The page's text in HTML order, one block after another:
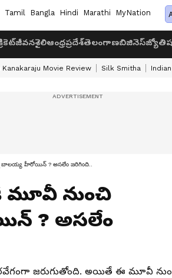
Tamil Bangla Hindi Marathi MyNation
జీవనశైలిఆంధ్రప్రదేశ్తెలంగాణబిజినెస్
Kanakaraju Movie Review Silk Smitha
బాలయ్య హీరోయిన్ ? అసలేం జరిగింది..
మూవీ నుంచి
? అసలేం
జరుగుతోంది. అయితే ఈ మూవీ